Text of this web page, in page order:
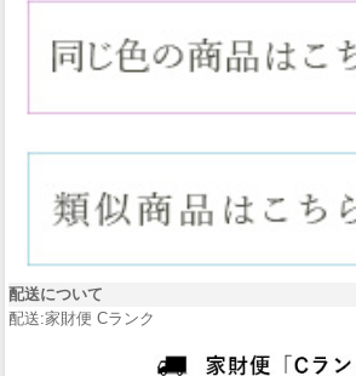
配送について
配送:家財便 Cランク